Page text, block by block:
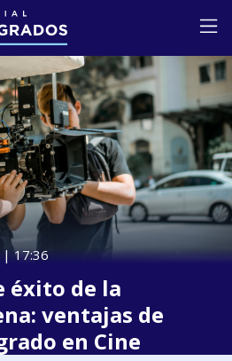
| 17:36
éxito de la
ventajas de
en Cine